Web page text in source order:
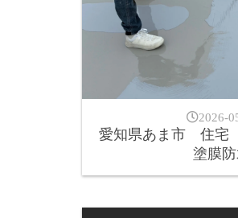
2026-
愛知県あま市 住
塗膜